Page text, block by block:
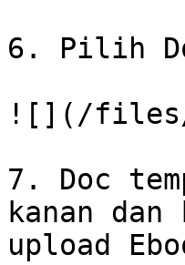
6. Pilih
![](/files/
7. Doc
kanan
upload